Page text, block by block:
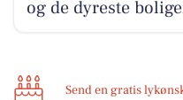
og de dyreste
Send en gratis